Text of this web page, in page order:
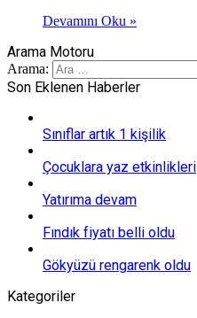
Devamını Oku »
Arama Motoru
Arama:
Son Eklenen Haberler
Sınıflar artık 1 kişilik
Çocuklara yaz etkinlikleri
Yatırıma devam
Fındık fiyatı belli oldu
Gökyüzü rengarenk oldu
Kategoriler